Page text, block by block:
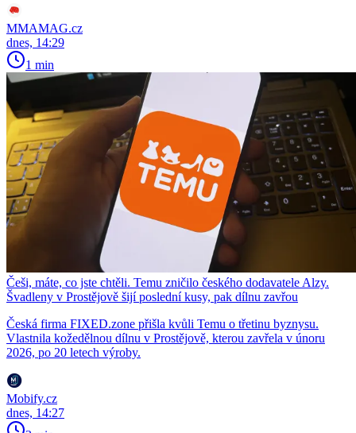
MMAMAG.cz
dnes, 14:29
1 min
Češi, máte, co jste chtěli. Temu zničilo českého dodavatele Alzy.
Švadleny v Prostějově šijí poslední kusy, pak dílnu zavřou
Česká firma FIXED.zone přišla kvůli Temu o třetinu byznysu.
Vlastnila kožedělnou dílnu v Prostějově, kterou zavřela v únoru
2026, po 20 letech výroby.
Mobify.cz
dnes, 14:27